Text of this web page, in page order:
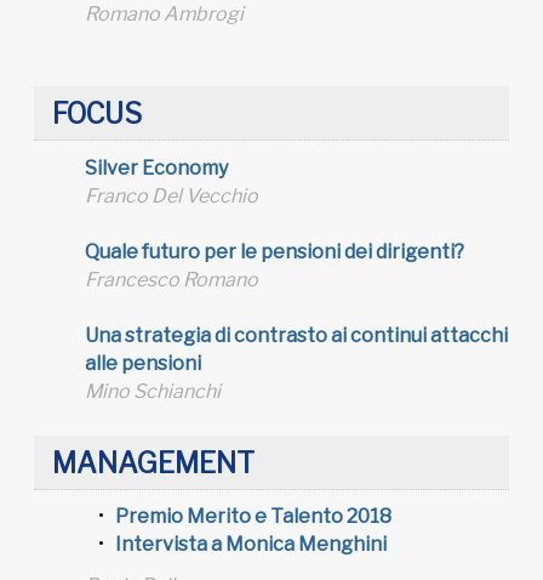
Romano Ambrogi
FOCUS
Silver Economy
Franco Del Vecchio
Quale futuro per le pensioni dei dirigenti?
Francesco Romano
Una strategia di contrasto ai continui attacchi
alle pensioni
Mino Schianchi
MANAGEMENT
Premio Merito e Talento 2018
Intervista a Monica Menghini